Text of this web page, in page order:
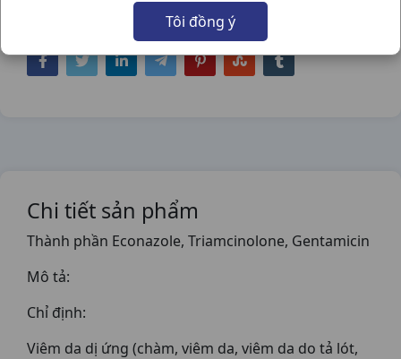
Tôi đồng ý
Chia sẻ qua mạng xã hội:
Chi tiết sản phẩm
Thành phần Econazole, Triamcinolone, Gentamicin
Mô tả:
Chỉ định:
Viêm da dị ứng (chàm, viêm da, viêm da do tả lót,